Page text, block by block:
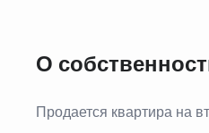
О
Продается квартира на